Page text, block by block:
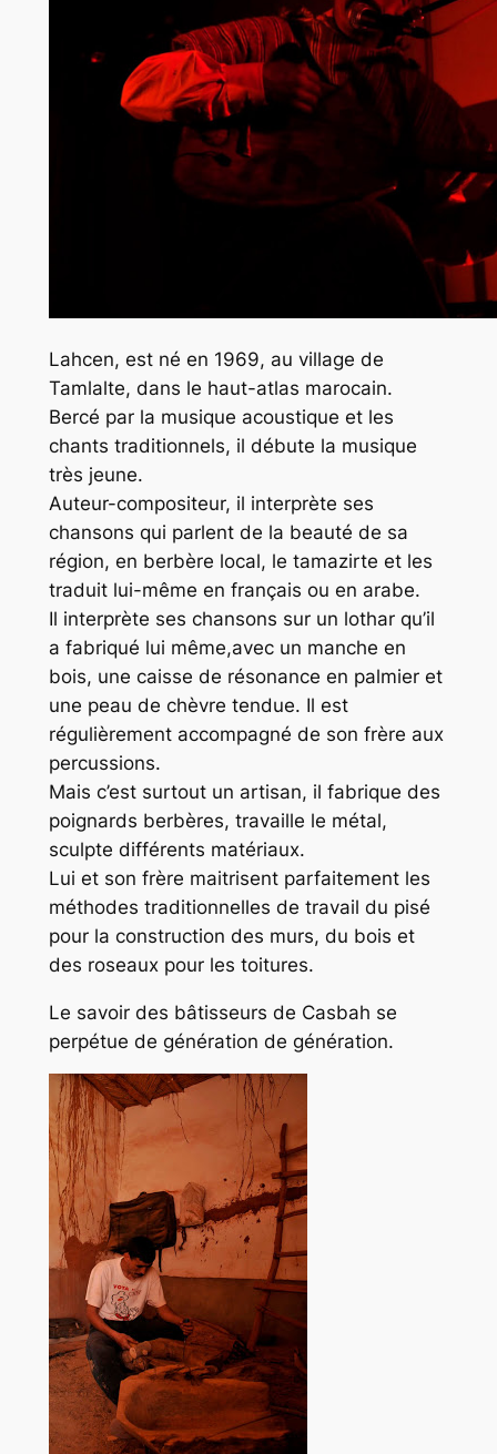
Lahcen, est né en 1969, au village de
Tamlalte, dans le haut-atlas marocain.
Bercé par la musique acoustique et les
chants traditionnels, il débute la musique
très jeune.
Auteur-compositeur, il interprète ses
chansons qui parlent de la beauté de sa
région, en berbère local, le tamazirte et les
traduit lui-même en français ou en arabe.
Il interprète ses chansons sur un lothar qu’il
a fabriqué lui même,avec un manche en
bois, une caisse de résonance en palmier et
une peau de chèvre tendue. Il est
régulièrement accompagné de son frère aux
percussions.
Mais c’est surtout un artisan, il fabrique des
poignards berbères, travaille le métal,
sculpte différents matériaux.
Lui et son frère maitrisent parfaitement les
méthodes traditionnelles de travail du pisé
pour la construction des murs, du bois et
des roseaux pour les toitures.
Le savoir des bâtisseurs de Casbah se
perpétue de génération de génération.